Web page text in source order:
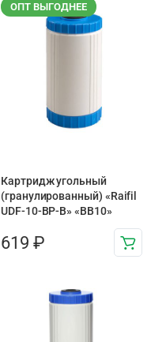
ОПТ ВЫГОДНЕЕ
Картридж угольный
(гранулированный) «Raifil
UDF-10-BP-B» «BB10»
619 ₽